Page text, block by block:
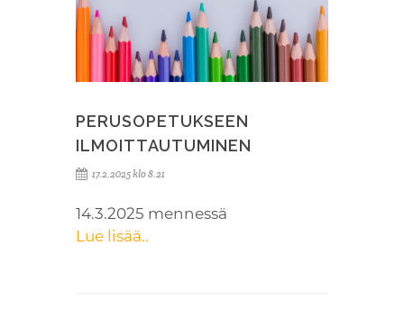
PERUSOPETUKSEEN
ILMOITTAUTUMINEN
17.2.2025 klo 8.21
14.3.2025 mennessä
Lue lisää..